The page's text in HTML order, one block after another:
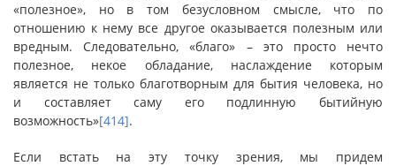
«полезное», но в том безусловном смысле, что по
отношению к нему все другое оказывается полезным или
вредным. Следовательно, «благо» – это просто нечто
полезное, некое обладание, наслаждение которым
является не только благотворным для бытия человека, но
и составляет саму его подлинную бытийную
возможность»[414].
Если встать на эту точку зрения, мы придем